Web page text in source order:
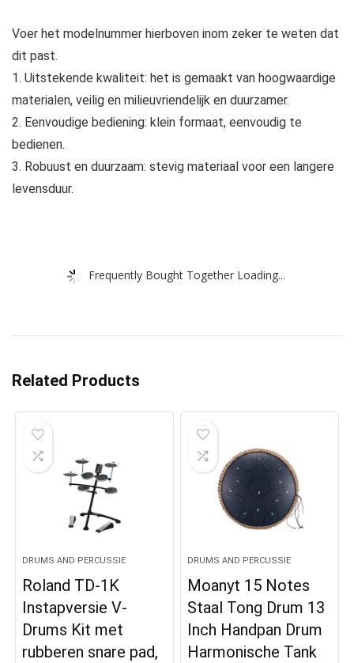
Voer het modelnummer hierboven inom zeker te weten dat
dit past.
1. Uitstekende kwaliteit: het is gemaakt van hoogwaardige
materialen, veilig en milieuvriendelijk en duurzamer.
2. Eenvoudige bediening: klein formaat, eenvoudig te
bedienen.
3. Robuust en duurzaam: stevig materiaal voor een langere
levensduur.
Frequently Bought Together Loading...
Related Products
DRUMS AND PERCUSSIE
Roland TD-1K
Instapversie V-
Drums Kit met
rubberen snare pad,
DRUMS AND PERCUSSIE
Moanyt 15 Notes
Staal Tong Drum 13
Inch Handpan Drum
Harmonische Tank